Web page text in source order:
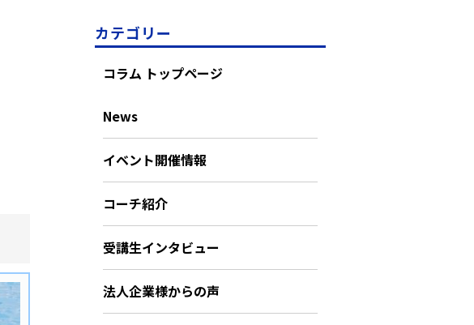
カテゴリー
コラム トップページ
News
イベント開催情報
コーチ紹介
受講生インタビュー
法人企業様からの声